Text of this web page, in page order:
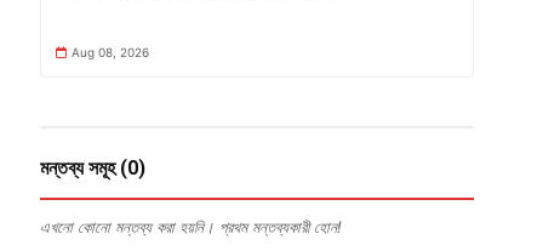
Aug 08, 2026
মন্তব্য সমূহ (0)
এখনো কোনো মন্তব্য করা হয়নি। প্রথম মন্তব্যকারী হোন!